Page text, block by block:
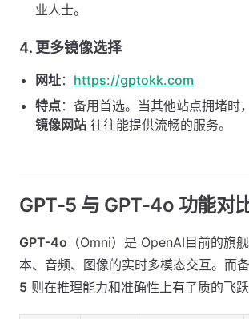
业人士。
4. 更多镜像选择
网址： https://gptokk.com
特点：备用首选。当其他站点拥堵时
镜像网站 往往能提供流畅的服务。
GPT-5 与 GPT-4o 功能对
GPT-4o （Omni）是 OpenAI目前的旗
本、音频、图像的实时多模态交互。而
5 则在推理能力和准确性上有了质的飞跃